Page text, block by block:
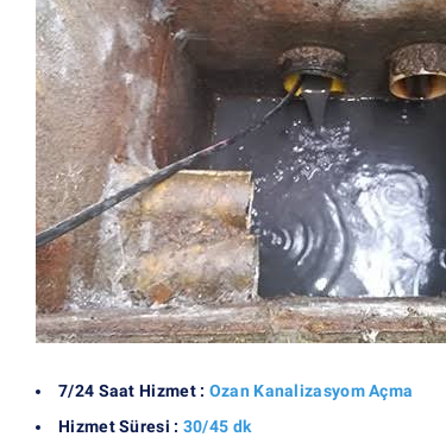
7/24 Saat Hizmet : Ozan Kanalizasyom Açma
Hizmet Süresi : 30/45 dk